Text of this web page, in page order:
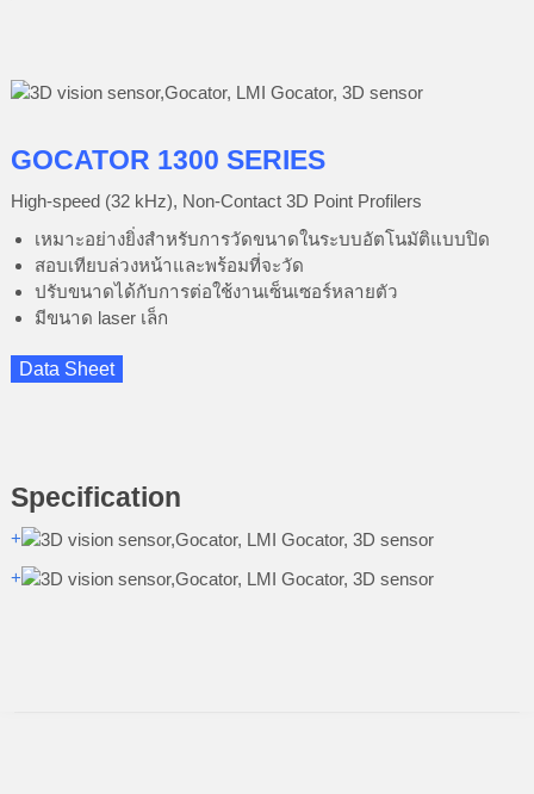
GOCATOR 1300 SERIES
High-speed (32 kHz), Non-Contact 3D Point Profilers
เหมาะอย่างยิ่งสำหรับการวัดขนาดในระบบอัตโนมัติแบบปิด
สอบเทียบล่วงหน้าและพร้อมที่จะวัด
ปรับขนาดได้กับการต่อใช้งานเซ็นเซอร์หลายตัว
มีขนาด laser เล็ก
Data Sheet
Specification
+
+